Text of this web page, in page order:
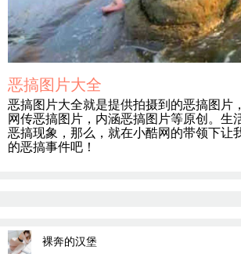
恶搞图片大全
恶搞图片大全就是提供拍摄到的恶搞图片
网传恶搞图片，内涵恶搞图片等原创。生
恶搞现象，那么，就在小酷网的带领下让
的恶搞事件吧！
裸奔的汉堡